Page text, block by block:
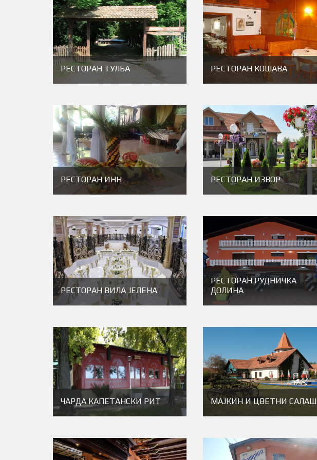
РЕСТОРАН ТУЛБА РЕСТОРАН КОШАВА
РЕСТОРАН ИНН РЕСТОРАН ИЗВОР
РЕСТОРАН ВИЛА ЈЕЛЕНА
РЕСТОРАН РУДНИЧКА
ДОЛИНА
ЧАРДА КАПЕТАНСКИ РИТ МАJКИН И ЦВЕТНИ САЛАШ